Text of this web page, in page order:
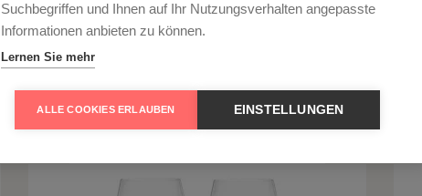
Auf Lager
- +
Suchbegriffen und Ihnen auf Ihr Nutzungsverhalten angepasste
Informationen anbieten zu können.
Lernen Sie mehr
ALLE COOKIES ERLAUBEN EINSTELLUNGEN